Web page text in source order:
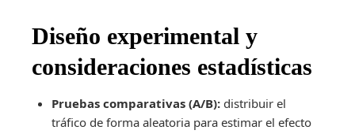
Diseño experimental y
consideraciones estadísticas
Pruebas comparativas (A/B): distribuir el
tráfico de forma aleatoria para estimar el efecto